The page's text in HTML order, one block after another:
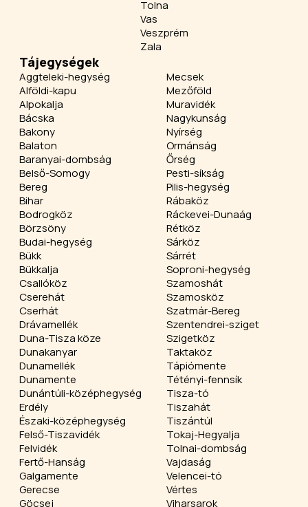
Tolna
Vas
Veszprém
Zala
Tájegységek
Aggteleki-hegység
Alföldi-kapu
Alpokalja
Bácska
Bakony
Balaton
Baranyai-dombság
Belső-Somogy
Bereg
Bihar
Bodrogköz
Börzsöny
Budai-hegység
Bükk
Bükkalja
Csallóköz
Cserehát
Cserhát
Drávamellék
Duna-Tisza köze
Dunakanyar
Dunamellék
Dunamente
Dunántúli-középhegység
Erdély
Északi-középhegység
Felső-Tiszavidék
Felvidék
Fertő-Hanság
Galgamente
Gerecse
Göcsej
Mecsek
Mezőföld
Muravidék
Nagykunság
Nyírség
Ormánság
Őrség
Pesti-síkság
Pilis-hegység
Rábaköz
Ráckevei-Dunaág
Rétköz
Sárköz
Sárrét
Soproni-hegység
Szamoshát
Szamosköz
Szatmár-Bereg
Szentendrei-sziget
Szigetköz
Taktaköz
Tápiómente
Tétényi-fennsík
Tisza-tó
Tiszahát
Tiszántúl
Tokaj-Hegyalja
Tolnai-dombság
Vajdaság
Velencei-tó
Vértes
Viharsarok